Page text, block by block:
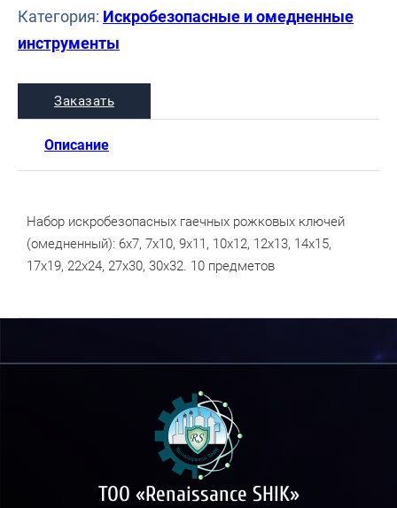
Категория: Искробезопасные и омедненные
инструменты
Заказать
Описание
Набор искробезопасных гаечных рожковых ключей
(омедненный): 6х7, 7х10, 9х11, 10х12, 12х13, 14х15,
17х19, 22х24, 27х30, 30х32. 10 предметов
ТОО «Renaissance SHIK»